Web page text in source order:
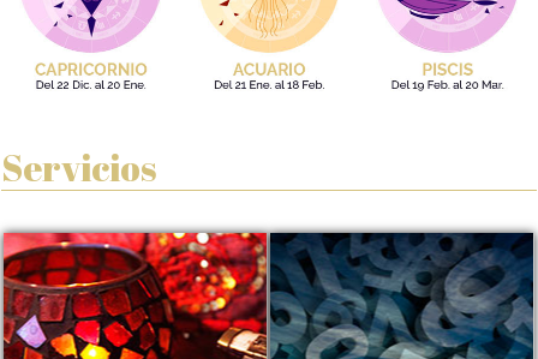
Servicios